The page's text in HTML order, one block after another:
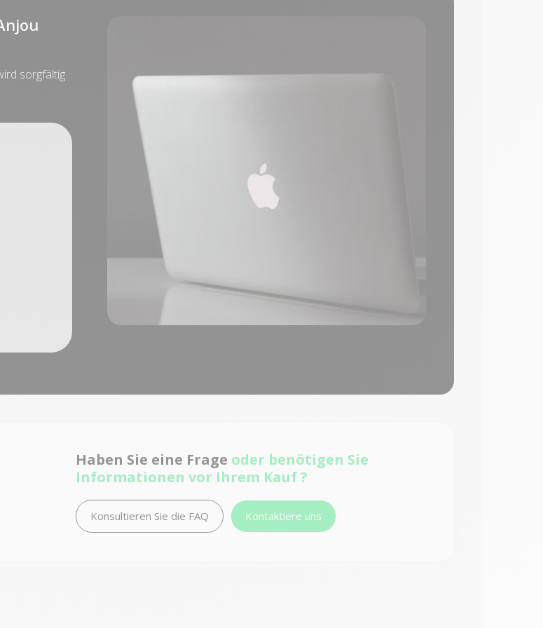
sorgfältig
Haben Sie eine Frage oder benötigen Sie
Informationen vor Ihrem Kauf ?
Konsultieren Sie die FAQ Kontaktiere uns